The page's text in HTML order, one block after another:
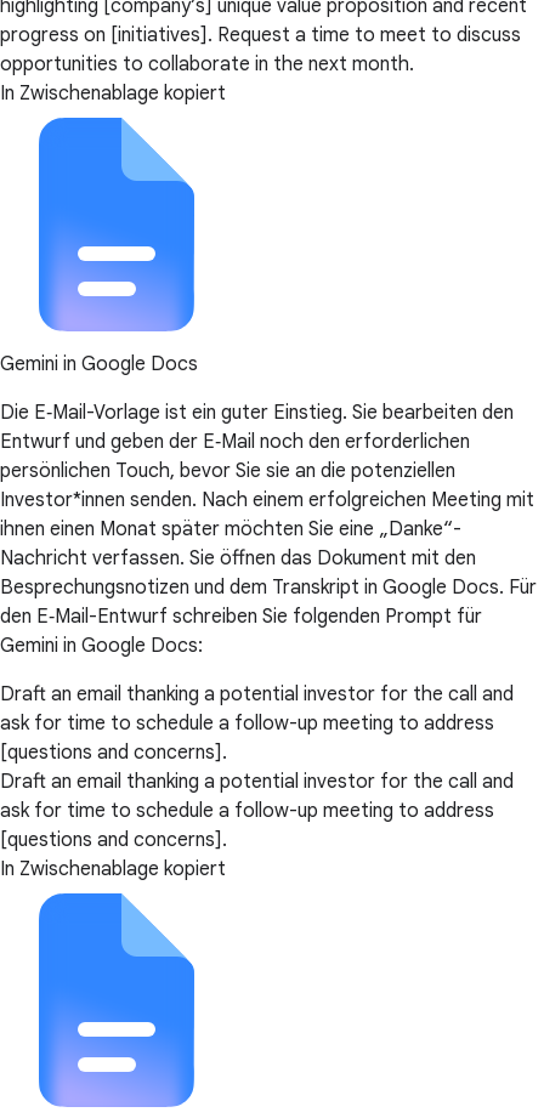
highlighting [company’s] unique value proposition and recent
progress on [initiatives]. Request a time to meet to discuss
opportunities to collaborate in the next month.
In Zwischenablage kopiert
Gemini in Google Docs
Die E‑Mail-Vorlage ist ein guter Einstieg. Sie bearbeiten den
Entwurf und geben der E‑Mail noch den erforderlichen
persönlichen Touch, bevor Sie sie an die potenziellen
Investor*innen senden. Nach einem erfolgreichen Meeting mit
ihnen einen Monat später möchten Sie eine „Danke“-
Nachricht verfassen. Sie öffnen das Dokument mit den
Besprechungsnotizen und dem Transkript in Google Docs. Für
den E‑Mail-Entwurf schreiben Sie folgenden Prompt für
Gemini in Google Docs:
Draft an email thanking a potential investor for the call and
ask for time to schedule a follow-up meeting to address
[questions and concerns].
Draft an email thanking a potential investor for the call and
ask for time to schedule a follow-up meeting to address
[questions and concerns].
In Zwischenablage kopiert